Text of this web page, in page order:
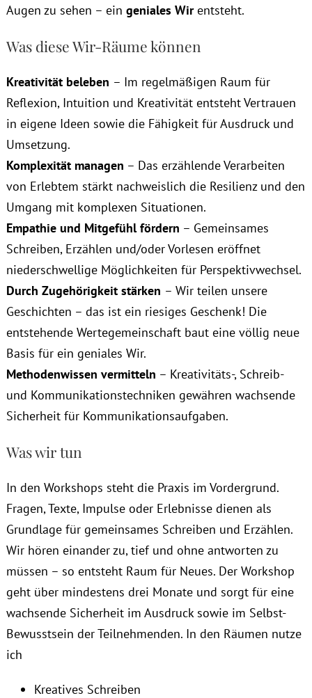
Augen zu sehen – ein geniales Wirentsteht.
Was diese Wir-Räume können
Kreativität beleben – Im regelmäßigen Raum für
Reflexion, Intuition und Kreativität entsteht Vertrauen
in eigene Ideen sowie die Fähigkeit für Ausdruck und
Umsetzung.
Komplexität managen – Das erzählende Verarbeiten
von Erlebtem stärkt nachweislich die Resilienz und den
Umgang mit komplexen Situationen.
Empathie und Mitgefühl fördern – Gemeinsames
Schreiben, Erzählen und/oder Vorlesen eröffnet
niederschwellige Möglichkeiten für Perspektivwechsel.
Durch Zugehörigkeit stärken – Wir teilen unsere
Geschichten – das ist ein riesiges Geschenk! Die
entstehende Wertegemeinschaft baut eine völlig neue
Basis für ein geniales Wir.
Methodenwissen vermitteln – Kreativitäts-, Schreib-
und Kommunikationstechniken gewähren wachsende
Sicherheit für Kommunikationsaufgaben.
Was wir tun
In den Workshops steht die Praxis im Vordergrund.
Fragen, Texte, Impulse oder Erlebnisse dienen als
Grundlage für gemeinsames Schreiben und Erzählen.
Wir hören einander zu, tief und ohne antworten zu
müssen – so entsteht Raum für Neues. Der Workshop
geht über mindestens drei Monate und sorgt für eine
wachsende Sicherheit im Ausdruck sowie im Selbst-
Bewusstsein der Teilnehmenden. In den Räumen nutze
ich
Kreatives Schreiben